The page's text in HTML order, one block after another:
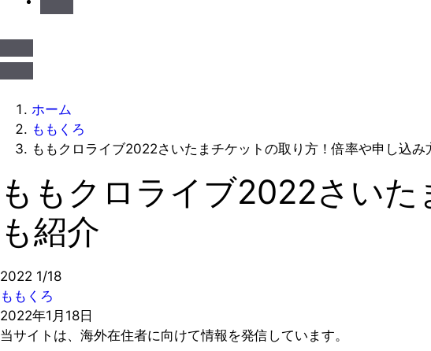
ホーム
ももくろ
ももクロライブ2022さいたまチケットの取り方！倍率や申し込み
ももクロライブ2022さい
も紹介
2022 1/18
ももくろ
2022年1月18日
当サイトは、海外在住者に向けて情報を発信しています。